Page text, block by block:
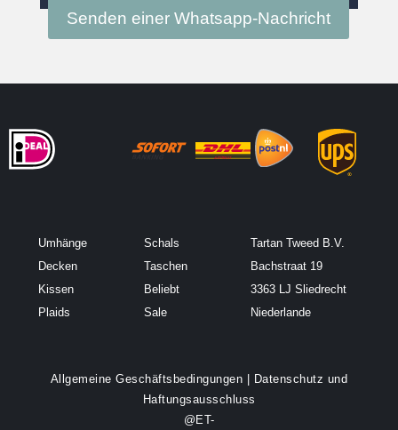
Senden einer Whatsapp-Nachricht
Umhänge
Decken
Kissen
Plaids
Schals
Taschen
Beliebt
Sale
Tartan Tweed B.V.
Bachstraat 19
3363 LJ Sliedrecht
Niederlande
Allgemeine Geschäftsbedingungen
Datenschutz und
Haftungsausschluss
@ET-